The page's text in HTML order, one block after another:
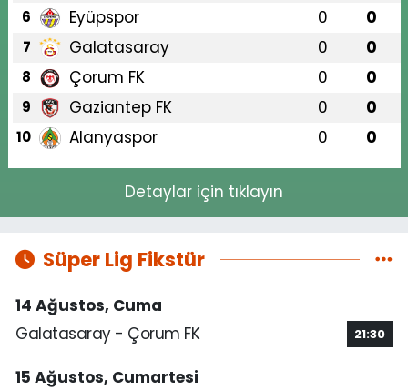
6 Eyüpspor 0 0
7 Galatasaray 0 0
8 Çorum FK 0 0
9 Gaziantep FK 0 0
10 Alanyaspor 0 0
Detaylar için tıklayın
Süper Lig Fikstür
14 Ağustos, Cuma
Galatasaray - Çorum FK
21:30
15 Ağustos, Cumartesi